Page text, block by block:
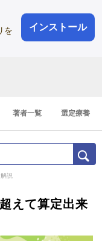
を
インストール
会員登録
登録1分
著者一覧 選定療養
説
えて算定出来